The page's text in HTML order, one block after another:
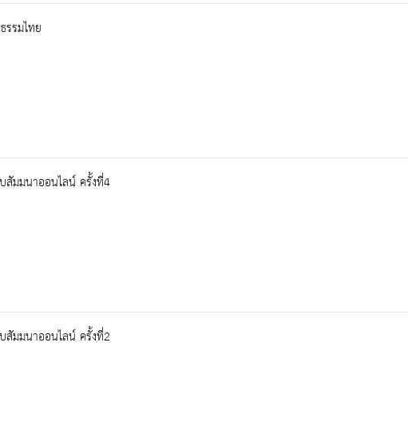
รรมไทย
สัมมนาออนไลน์ ครั้งที่4
สัมมนาออนไลน์ ครั้งที่2